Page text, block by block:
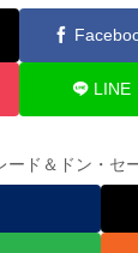
LINE
ード＆ドン・セ